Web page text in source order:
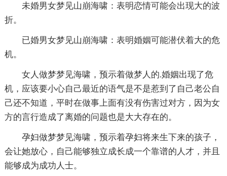
未婚男女梦见山崩海啸：表明恋情可能会出现大的波
折。
已婚男女梦见山崩海啸：表明婚姻可能潜伏着大的危
机。
女人做梦梦见海啸，预示着做梦人的.婚姻出现了危
机，应该要小心自己最近的语气是不是惹到了自己老公自
己还不知道，平时在做事上面有没有伤害过对方，因为女
方的言行造成了离婚的问题也是大大存在的。
孕妇做梦梦见海啸，预示着孕妇将来生下来的孩子，
会让她放心，自己能够独立成长成一个靠谱的人才，并且
能够成为成功人士。